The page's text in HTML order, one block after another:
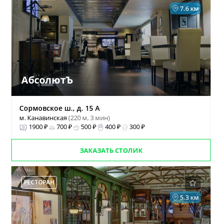
7.6 км
АбсолютЪ
Сормовское ш., д. 15 А
м. Канавинская(220 м, 3 мин)
1900 ₽
700 ₽ 500 ₽ 400 ₽ 300 ₽
ЗАКАЗАТЬ СТОЛИК
РЕСТОРАН
5.3 км